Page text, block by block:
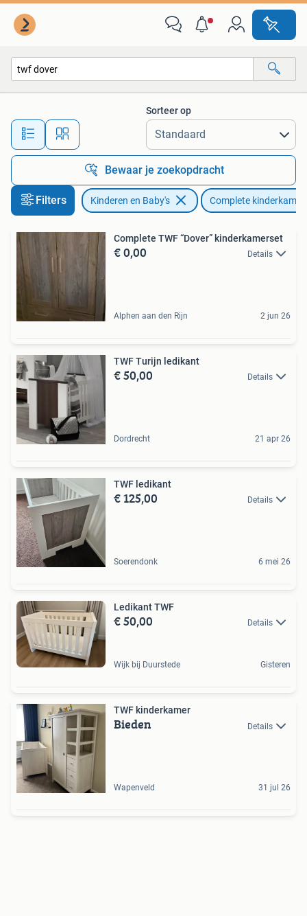
Alle afstanden…
Sorteer op
Bewaar je zoekopdracht
Filters Kinderen en Baby's Complete
Complete TWF “Dover” kinderkamerset
€ 0,00 Details
Alphen aan den Rijn 2 jun 26
TWF Turijn ledikant
€ 50,00 Details
Dordrecht 21 apr 26
TWF ledikant
€ 125,00 Details
Soerendonk 6 mei 26
Ledikant TWF
€ 50,00 Details
Wijk bij Duurstede Gisteren
TWF kinderkamer
Bieden Details
Wapenveld 31 jul 26